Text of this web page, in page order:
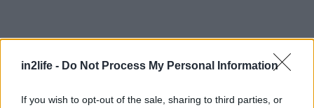
in2life - Do Not Process My Personal Information
If you wish to opt-out of the sale, sharing to third parties, or